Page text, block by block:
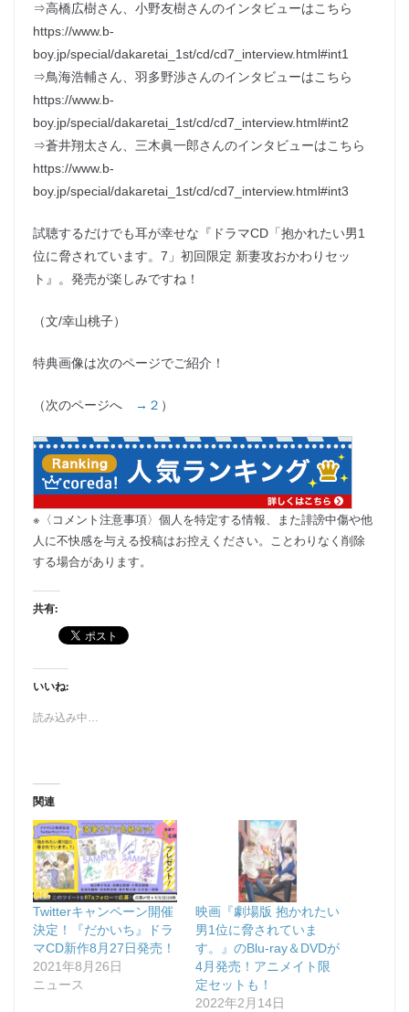
⇒高橋広樹さん、小野友樹さんのインタビューはこちら
https://www.b-
boy.jp/special/dakaretai_1st/cd/cd7_interview.html#int1
⇒鳥海浩輔さん、羽多野渉さんのインタビューはこちら
https://www.b-
boy.jp/special/dakaretai_1st/cd/cd7_interview.html#int2
⇒蒼井翔太さん、三木眞一郎さんのインタビューはこちら
https://www.b-
boy.jp/special/dakaretai_1st/cd/cd7_interview.html#int3
試聴するだけでも耳が幸せな『ドラマCD「抱かれたい男1
位に脅されています。7」初回限定 新妻攻おかわりセッ
ト』。発売が楽しみですね！
（文/幸山桃子）
特典画像は次のページでご紹介！
（次のページへ →２ ）
※〈コメント注意事項〉個人を特定する情報、また誹謗中傷や他
人に不快感を与える投稿はお控えください。ことわりなく削除
する場合があります。
共有:
いいね:
読み込み中…
関連
Twitterキャンペーン開催
決定！『だかいち』ドラ
マCD新作8月27日発売！
2021年8月26日
ニュース
映画『劇場版 抱かれたい
男1位に脅されていま
す。』のBlu-ray＆DVDが
4月発売！アニメイト限
定セットも！
2022年2月14日